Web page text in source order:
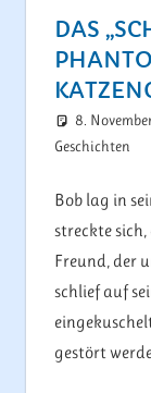
DAS
8.
Geschichten
Bob lag in
streckte
Freund, der
schlief auf
gestört